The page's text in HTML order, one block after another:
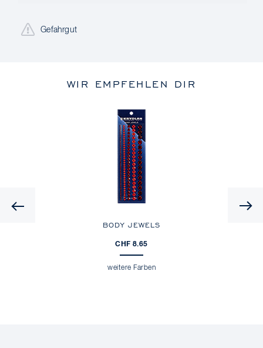
Gefahrgut
WIR EMPFEHLEN DIR
Previous
BODY JEWELS
CHF 8.65
weitere Farben